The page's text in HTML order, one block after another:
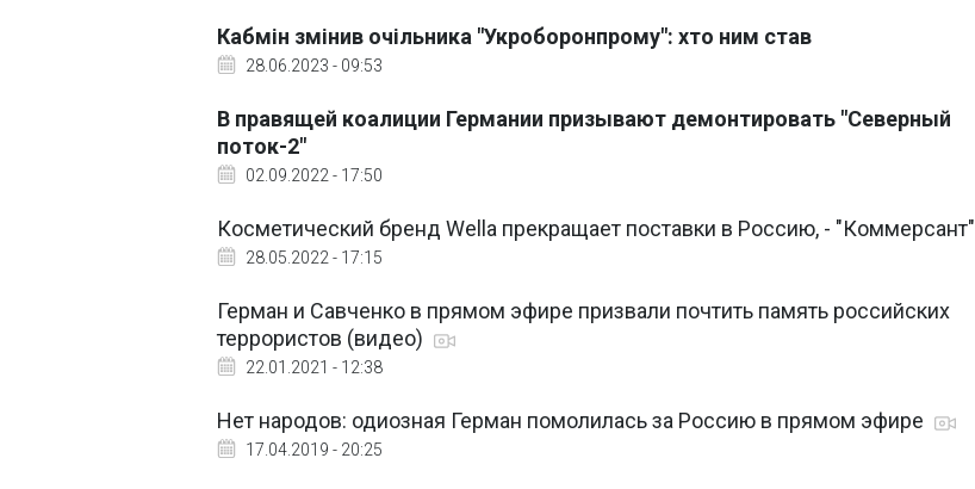
Кабмін змінив очільника "Укроборонпрому": хто ним став
28.06.2023 - 09:53
В правящей коалиции Германии призывают демонтировать "Северный
поток-2"
02.09.2022 - 17:50
Косметический бренд Wella прекращает поставки в Россию, - "Коммерсант"
28.05.2022 - 17:15
Герман и Савченко в прямом эфире призвали почтить память российских
террористов (видео)
22.01.2021 - 12:38
Нет народов: одиозная Герман помолилась за Россию в прямом эфире
17.04.2019 - 20:25